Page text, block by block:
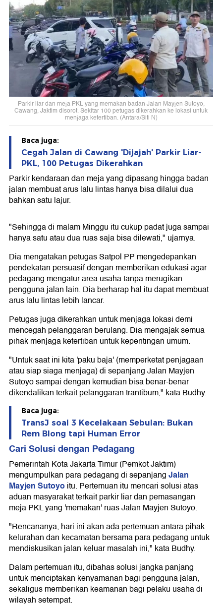
Parkir liar dan meja PKL yang memakan badan Jalan Mayjen Sutoyo,
Cawang, Jaktim disorot. Sekitar 100 petugas dikerahkan ke lokasi untuk
menjaga ketertiban. (Antara/Siti N)
Baca juga:
Cegah Jalan di Cawang 'Dijajah' Parkir Liar-
PKL, 100 Petugas Dikerahkan
Parkir kendaraan dan meja yang dipasang hingga badan
jalan membuat arus lalu lintas hanya bisa dilalui dua
bahkan satu lajur.
"Sehingga di malam Minggu itu cukup padat juga sampai
hanya satu atau dua ruas saja bisa dilewati," ujarnya.
Dia mengatakan petugas Satpol PP mengedepankan
pendekatan persuasif dengan memberikan edukasi agar
pedagang mengatur area usaha tanpa merugikan
pengguna jalan lain. Dia berharap hal itu dapat membuat
arus lalu lintas lebih lancar.
Petugas juga dikerahkan untuk menjaga lokasi demi
mencegah pelanggaran berulang. Dia mengajak semua
pihak menjaga ketertiban untuk kepentingan umum.
"Untuk saat ini kita 'paku baja' (memperketat penjagaan
atau siap siaga menjaga) di sepanjang Jalan Mayjen
Sutoyo sampai dengan kemudian bisa benar-benar
dikendalikan terkait pelanggaran trantibum," kata Budhy.
Baca juga:
TransJ soal 3 Kecelakaan Sebulan: Bukan
Rem Blong tapi Human Error
Cari Solusi dengan Pedagang
Pemerintah Kota Jakarta Timur (Pemkot Jaktim)
mengumpulkan para pedagang di sepanjangJalan
Mayjen Sutoyoitu. Pertemuan itu mencari solusi atas
aduan masyarakat terkait parkir liar dan pemasangan
meja PKL yang 'memakan' ruas Jalan Mayjen Sutoyo.
"Rencananya, hari ini akan ada pertemuan antara pihak
kelurahan dan kecamatan bersama para pedagang untuk
mendiskusikan jalan keluar masalah ini," kata Budhy.
Dalam pertemuan itu, dibahas solusi jangka panjang
untuk menciptakan kenyamanan bagi pengguna jalan,
sekaligus memberikan keamanan bagi pelaku usaha di
wilayah setempat.